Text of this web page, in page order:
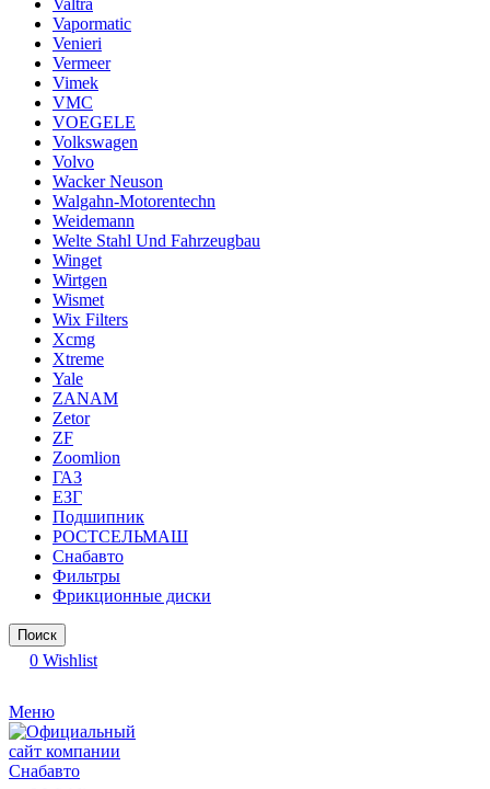
Valtra
Vapormatic
Venieri
Vermeer
Vimek
VMC
VOEGELE
Volkswagen
Volvo
Wacker Neuson
Walgahn-Motorentechn
Weidemann
Welte Stahl Und Fahrzeugbau
Winget
Wirtgen
Wismet
Wix Filters
Xcmg
Xtreme
Yale
ZANAM
Zetor
ZF
Zoomlion
ГАЗ
ЕЗГ
Подшипник
РОСТСЕЛЬМАШ
Снабавто
Фильтры
Фрикционные диски
Поиск
0 Wishlist
Меню